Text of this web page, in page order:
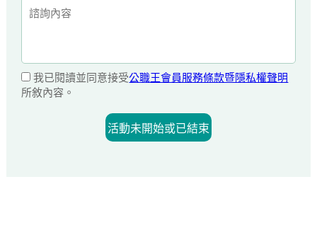
我已閱讀並同意接受公職王會員服務條款暨隱私權聲明
所敘內容。
活動未開始或已結束